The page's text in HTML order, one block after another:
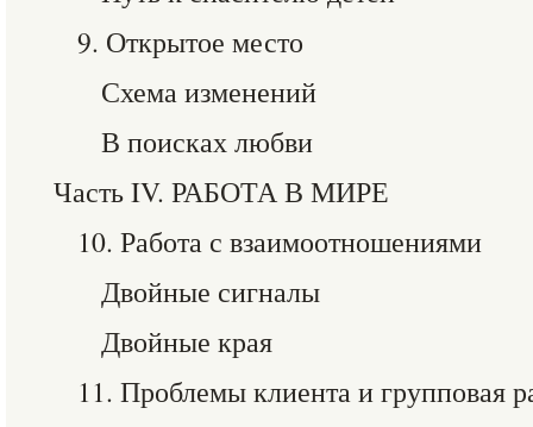
9. Открытое место
Схема изменений
В поисках любви
Часть IV. РАБОТА В МИРЕ
10. Работа с взаимоотношениями
Двойные сигналы
Двойные края
11. Проблемы клиента и групповая